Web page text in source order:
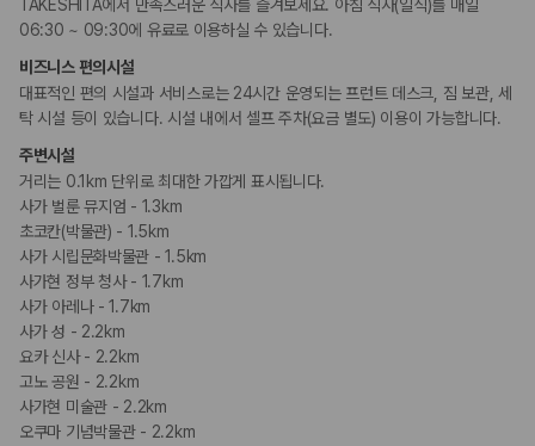
TAKESHITA에서 만족스러운 식사를 즐겨보세요. 아침 식사(일식)를 매일
06:30 ~ 09:30에 유료로 이용하실 수 있습니다.
비즈니스 편의시설
대표적인 편의 시설과 서비스로는 24시간 운영되는 프런트 데스크, 짐 보관, 세
탁 시설 등이 있습니다. 시설 내에서 셀프 주차(요금 별도) 이용이 가능합니다.
주변시설
거리는 0.1km 단위로 최대한 가깝게 표시됩니다.
사가 벌룬 뮤지엄 - 1.3km
초코칸(박물관) - 1.5km
사가 시립문화박물관 - 1.5km
사가현 정부 청사 - 1.7km
사가 아레나 - 1.7km
사가 성 - 2.2km
요카 신사 - 2.2km
고노 공원 - 2.2km
사가현 미술관 - 2.2km
오쿠마 기념박물관 - 2.2km